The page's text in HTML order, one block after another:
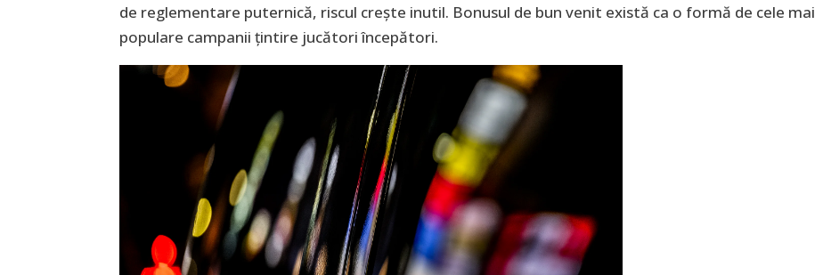
de reglementare puternică, riscul crește inutil. Bonusul de bun venit există ca o formă de cele mai
populare campanii țintire jucători începători.